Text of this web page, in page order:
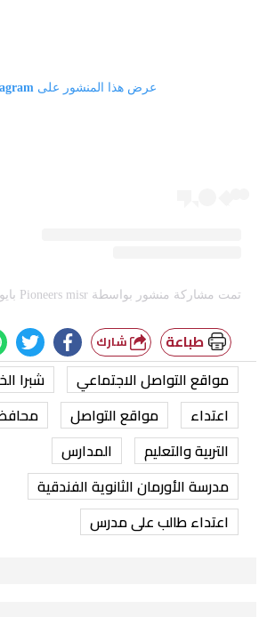
عرض هذا المنشور على Instagram
تمت مشاركة منشور بواسطة ‏‎Pioneers misr بايونيرز مصر‎‏ (@‏‎pioneers_misr‎‏)
طباعة
مواقع التواصل الاجتماعي
شبرا
اعتداء
مواقع التواصل
التربية والتعليم
المدارس
مدرسة الأورمان الثانوية الفندقية
اعتداء طالب على مدرس